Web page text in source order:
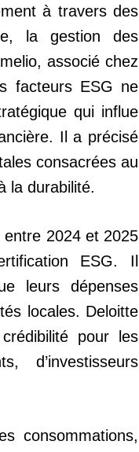
à travers des
la gestion des
associé chez
facteurs ESG ne
qui influe
Il a précisé
consacrées au
la durabilité.
2024 et 2025
ESG. Il
leurs dépenses
locales. Deloitte
pour les
consommations,